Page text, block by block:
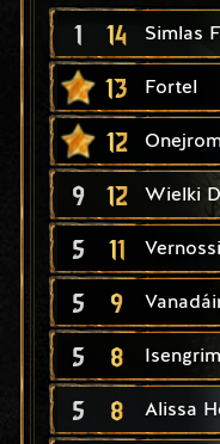
1 14 Simlas
13 Fortel
12
9 12 Wielki
5 11
5 9
5 8
5 8 Alissa